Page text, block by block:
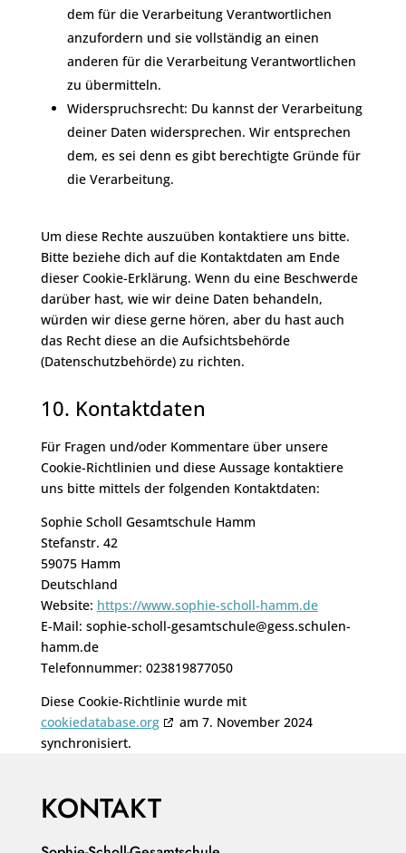
dem für die Verarbeitung Verantwortlichen
anzufordern und sie vollständig an einen
anderen für die Verarbeitung Verantwortlichen
zu übermitteln.
Widerspruchsrecht: Du kannst der Verarbeitung
deiner Daten widersprechen. Wir entsprechen
dem, es sei denn es gibt berechtigte Gründe für
die Verarbeitung.
Um diese Rechte auszuüben kontaktiere uns bitte.
Bitte beziehe dich auf die Kontaktdaten am Ende
dieser Cookie-Erklärung. Wenn du eine Beschwerde
darüber hast, wie wir deine Daten behandeln,
würden wir diese gerne hören, aber du hast auch
das Recht diese an die Aufsichtsbehörde
(Datenschutzbehörde) zu richten.
10. Kontaktdaten
Für Fragen und/oder Kommentare über unsere
Cookie-Richtlinien und diese Aussage kontaktiere
uns bitte mittels der folgenden Kontaktdaten:
Sophie Scholl Gesamtschule Hamm
Stefanstr. 42
59075 Hamm
Deutschland
Website: https://www.sophie-scholl-hamm.de
E-Mail: sophie-scholl-gesamtschule@gess.schulen-
hamm.de
Telefonnummer: 023819877050
Diese Cookie-Richtlinie wurde mit
cookiedatabase.org
am 7. November 2024
synchronisiert.
KONTAKT